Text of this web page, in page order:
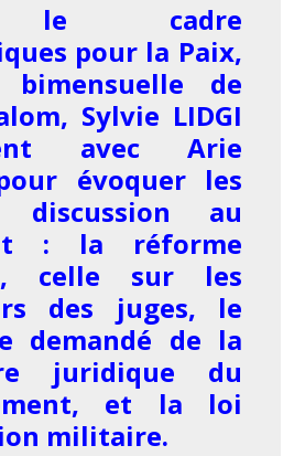
le cadre
pour la Paix,
bimensuelle de
Sylvie LIDGI
avec Arie
évoquer les
au
: la réforme
celle sur les
des juges, le
demandé de la
juridique du
et la loi
militaire.